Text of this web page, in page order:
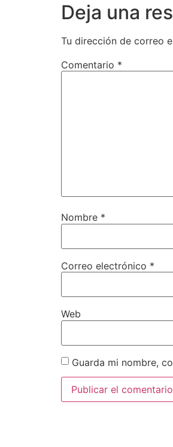
Deja una
Tu dirección de correo
Comentario *
Nombre *
Correo electrónico *
Web
Guarda mi nombre,